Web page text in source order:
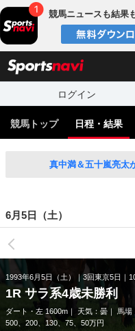
競馬ニュースも結果
ログイン
競馬トップ 日程・結果
真中満＆五十嵐亮太
6月5日（土）
1993年6月5日（土） 3回東京5日
1R サラ系4歳未勝利
ダート・左 1600m 天気： 曇 馬場
500、200、130、75、50万円